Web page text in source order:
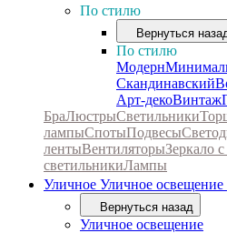
По стилю
Вернуться
По стилю
Модерн
Скандинавский
Арт-декоВинтаж
БраЛюстрыСветильники
лампыСпотыПодвесы
лентыВентиляторыЗеркало
светильникиЛампы
Уличное Уличное освещение
Вернуться назад
Уличное освещение